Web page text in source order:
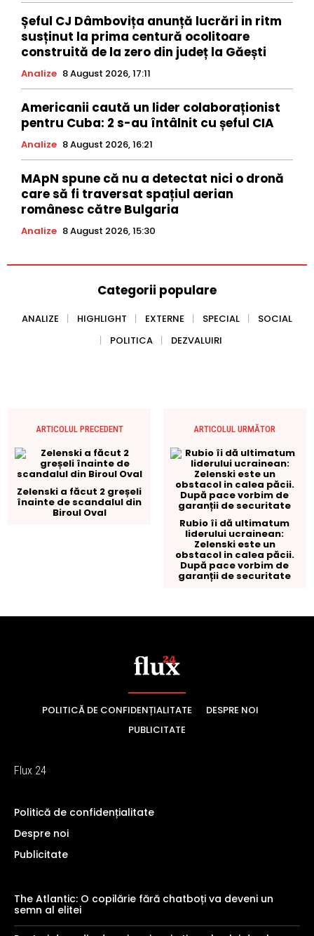
POLITICĂ DE CONFIDENȚIALITATE
DESPRE NOI
PUBLICITATE
Flux 24
Politică de confidențialitate
Despre noi
Publicitate
The Atlantic: O copilărie fără chatboți va deveni un
semn al elitei